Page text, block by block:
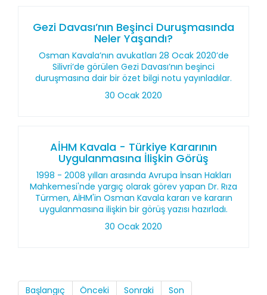
Gezi Davası’nın Beşinci Duruşmasında
Neler Yaşandı?
Osman Kavala’nın avukatları 28 Ocak 2020’de
Silivri’de görülen Gezi Davası’nın beşinci
duruşmasına dair bir özet bilgi notu yayınladılar.
30 Ocak 2020
AİHM Kavala - Türkiye Kararının
Uygulanmasına İlişkin Görüş
1998 - 2008 yılları arasında Avrupa İnsan Hakları
Mahkemesi'nde yargıç olarak görev yapan Dr. Rıza
Türmen, AİHM'in Osman Kavala kararı ve kararın
uygulanmasına ilişkin bir görüş yazısı hazırladı.
30 Ocak 2020
Başlangıç Önceki Sonraki Son